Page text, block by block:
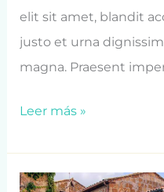
elit sit amet, blandit
justo et urna
magna. Praesent
Leer más »
Toscana,